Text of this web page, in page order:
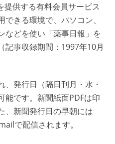
提供する有料会員サービス
きる環境で、パソコン、
などを使い「薬事日報」を
記事収録期間：1997年10月
発行日（隔日刊月・水・
能です。新聞紙面PDFは印
、新聞発行日の早朝には
で配信されます。